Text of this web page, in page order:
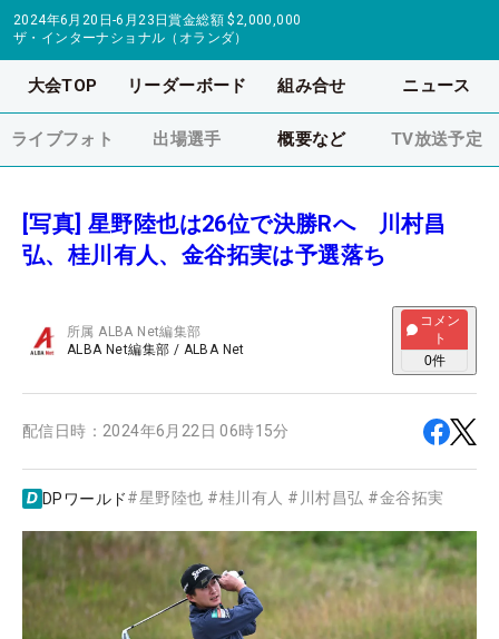
2024年6月20日-6月23日賞金総額 $2,000,000
ザ・インターナショナル（オランダ）
大会TOP リーダーボード 組み合せ ニュース
ライブフォト 出場選手 概要など TV放送予定
[写真] 星野陸也は26位で決勝Rへ 川村昌
弘、桂川有人、金谷拓実は予選落ち
所属ALBA Net編集部
ALBA Net編集部 / ALBA Net
コメン
ト
0件
配信日時： 2024年6月22日 06時15分
DPワールド#星野陸也 #桂川有人 # 川村昌弘 #金谷拓実